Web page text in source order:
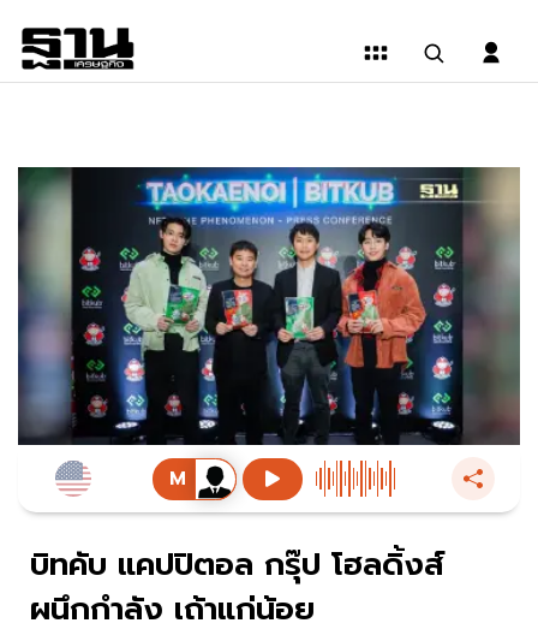
บิทคับ แคปปิตอล กรุ๊ป โฮลดิ้งส์
ผนึกกำลัง เถ้าแก่น้อย